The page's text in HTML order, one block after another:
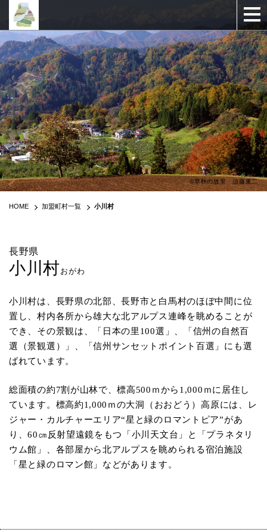
©早秋の故里 須藤東二
HOME 加盟町村一覧 小川村
長野県
小川村おがわ
小川村は、長野県の北部、長野市と白馬村のほぼ中間に位
置し、村内各所から雄大な北アルプス連峰を眺めることが
でき、その景観は、「日本の里100選」、「信州の自然百
選（景観選）」、「信州サンセットポイント百選」にも選
ばれています。
総面積の約7割が山林で、標高500ｍから1,000ｍに居住し
ています。標高約1,000ｍの大洞（おおどう）高原には、レ
ジャー・カルチャーエリア“星と緑のロマントピア”があ
り、60㎝反射望遠鏡をもつ「小川天文台」と「プラネタリ
ウム館」、各部屋から北アルプスを眺められる宿泊施設
「星と緑のロマン館」などがあります。